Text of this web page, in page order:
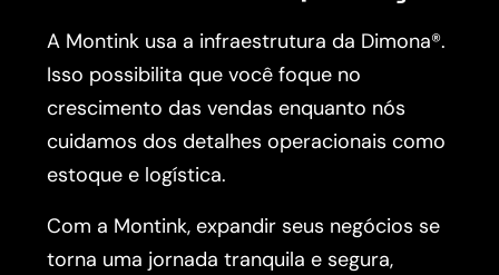
A Montink usa a infraestrutura da Dimona®.
Isso possibilita que você foque no
crescimento das vendas enquanto nós
cuidamos dos detalhes operacionais como
estoque e logística.
Com a Montink, expandir seus negócios se
torna uma jornada tranquila e segura,